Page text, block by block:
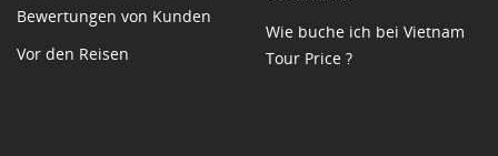
Bewertungen von Kunden
Vor den Reisen
Wie buche ich bei Vietnam
Tour Price ?